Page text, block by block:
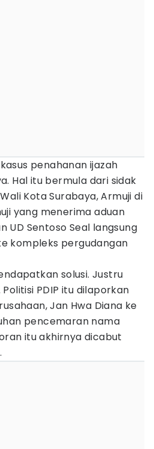
penahanan ijazah
Hal itu bermula dari sidak
Kota Surabaya, Armuji di
yang menerima aduan
UD Sentoso Seal langsung
kompleks pergudangan
solusi. Justru
PDIP itu dilaporkan
Jan Hwa Diana ke
pencemaran nama
itu akhirnya dicabut